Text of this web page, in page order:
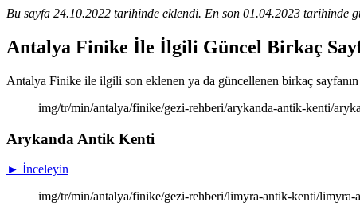
Bu sayfa 24.10.2022 tarihinde eklendi. En son 01.04.2023 tarihinde
Antalya Finike İle İlgili Güncel Birkaç
Antalya Finike ile ilgili son eklenen ya da güncellenen birkaç
img/tr/min/antalya/finike/gezi-rehberi/arykanda-antik-kenti/
Arykanda Antik Kenti
► İnceleyin
img/tr/min/antalya/finike/gezi-rehberi/limyra-antik-kenti/